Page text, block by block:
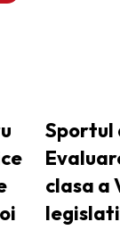
Sportul
clasa a